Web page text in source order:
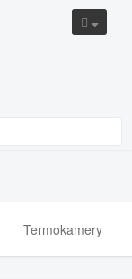
Termokamery